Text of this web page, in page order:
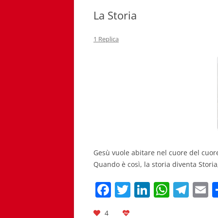
La Storia
1 Replica
Gesù vuole abitare nel cuore del
Quando è così, la storia diventa
F T Li W T E
4